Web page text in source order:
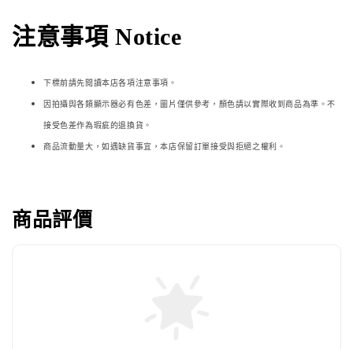
注意事項 Notice
下標前請先閱讀本店各項注意事項。
因拍攝與各類顯示器必有色差，圖片僅供參考，顏色請以實際收到商品為準。不
接受色差作為瑕疵的退換貨。
商品流動量大，如遇缺貨事宜，本店保留訂單接受與拒絕之權利。
商品評價